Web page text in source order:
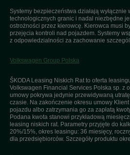
Systemy bezpieczeństwa działają wyłącznie
technologicznych granic i nadal niezbędne
ostrożności przez kierowcę. Kierowca musi
przejęcia kontroli nad pojazdem. Systemy
z odpowiedzialności za zachowanie
Volkswagen Group Polska
ŠKODA Leasing Niskich Rat to oferta
Volkswagen Financial Services Polska sp. z
umowy pokrywa jedynie przewidywaną
czasie. Na zakończenie okresu umowy
pojazdu albo zatrzymania go za zapłatą
Podana kwota stanowi przykładową
leasing niskich rat. Parametry przyjęte do
20%/15%, okres leasingu: 36 miesięcy,
dla przedsiębiorców. Szczegóły produktu